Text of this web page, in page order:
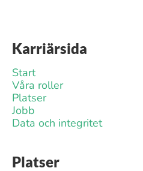
Karriärsida
Start
Våra roller
Platser
Jobb
Data och integritet
Platser